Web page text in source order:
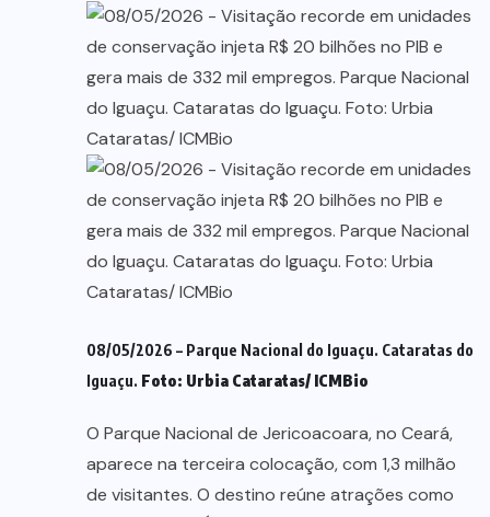
08/05/2026 – Parque Nacional do Iguaçu. Cataratas do
Iguaçu. Foto: Urbia Cataratas/ ICMBio
O Parque Nacional de Jericoacoara, no Ceará,
aparece na terceira colocação, com 1,3 milhão
de visitantes. O destino reúne atrações como